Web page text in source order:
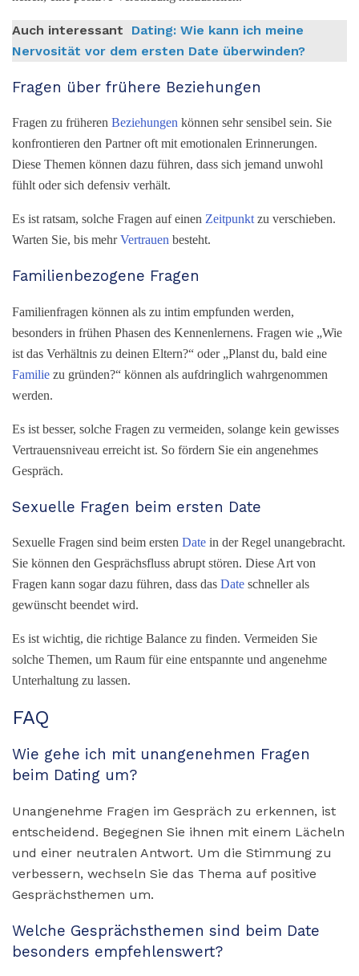
Auch interessant
Dating: Wie kann ich meine
Nervosität vor dem ersten Date überwinden?
Fragen über frühere Beziehungen
Fragen zu früheren Beziehungen können sehr sensibel sein. Sie
konfrontieren den Partner oft mit emotionalen Erinnerungen.
Diese Themen können dazu führen, dass sich jemand unwohl
fühlt oder sich defensiv verhält.
Es ist ratsam, solche Fragen auf einen Zeitpunktzu verschieben.
Warten Sie, bis mehrVertrauen besteht.
Familienbezogene Fragen
Familienfragen können als zu intim empfunden werden,
besonders in frühen Phasen des Kennenlernens. Fragen wie „Wie
ist das Verhältnis zu deinen Eltern?“ oder „Planst du, bald eine
Familie zu gründen?“ können als aufdringlich wahrgenommen
werden.
Es ist besser, solche Fragen zu vermeiden, solange kein gewisses
Vertrauensniveau erreicht ist. So fördern Sie ein angenehmes
Gespräch.
Sexuelle Fragen beim ersten Date
Sexuelle Fragen sind beim ersten Date in der Regel unangebracht.
Sie können den Gesprächsfluss abrupt stören. Diese Art von
Fragen kann sogar dazu führen, dass das Date schneller als
gewünscht beendet wird.
Es ist wichtig, die richtige Balance zu finden. Vermeiden Sie
solche Themen, um Raum für eine entspannte und angenehme
Unterhaltung zu lassen.
FAQ
Wie gehe ich mit unangenehmen Fragen
beim Dating um?
Unangenehme Fragen im Gespräch zu erkennen, ist
entscheidend. Begegnen Sie ihnen mit einem Lächeln
und einer neutralen Antwort. Um die Stimmung zu
verbessern, wechseln Sie das Thema auf positive
Gesprächsthemen um.
Welche Gesprächsthemen sind beim Date
besonders empfehlenswert?